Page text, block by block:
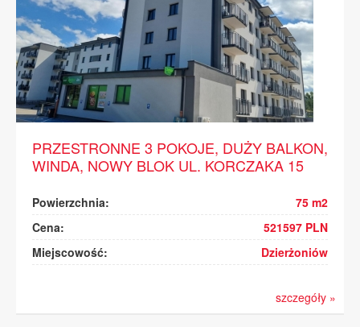
PRZESTRONNE 3 POKOJE, DUŻY BALKON,
WINDA, NOWY BLOK UL. KORCZAKA 15
Powierzchnia:
75 m2
Cena:
521597 PLN
Miejscowość:
Dzierżoniów
szczegóły »